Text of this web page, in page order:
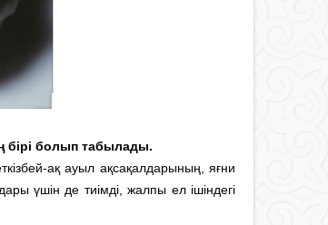
бірі болып табылады.
ақ ауыл ақсақалдарының, яғни
үшін де тиімді, жалпы ел ішіндегі